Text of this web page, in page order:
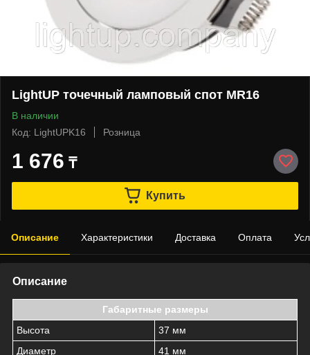
LightUP точечный ламповый спот MR16
В наличии
Код: LightUPK16
Розница
1 676 ₸
Купить
Описание Характеристики Доставка Оплата
Описание
Габаритные размеры
Высота
37 мм
Диаметр
41 мм